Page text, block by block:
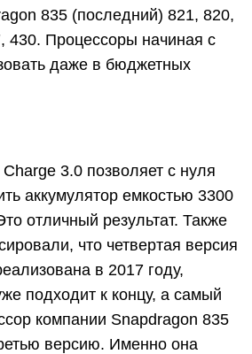
835 (последний) 821, 820,
430. Процессоры начиная с
даже в бюджетных
3.0 позволяет с нуля
аккумулятор емкостью 3300
отличный результат. Также
что четвертая версия
в 2017 году,
подходит к концу, а самый
компании Snapdragon 835
версию. Именно она